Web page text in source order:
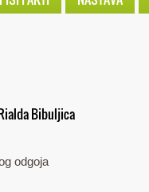
Bibuljica
odgoja